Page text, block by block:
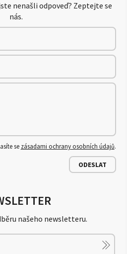
nenašli odpoveď? Zeptejte se
nás.
se zásadami ochrany osobních údajů.
ODESLAT
našeho newsletteru.